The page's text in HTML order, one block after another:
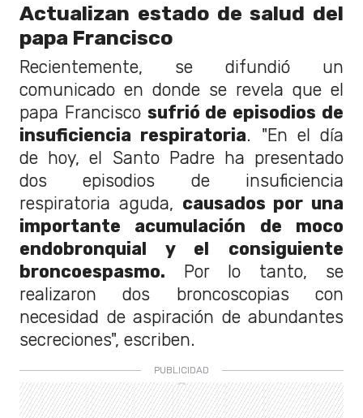
Actualizan estado de salud del
papa Francisco
Recientemente, se difundió un
comunicado en donde se revela que el
papa Francisco sufrió de episodios de
insuficiencia respiratoria. "En el día
de hoy, el Santo Padre ha presentado
dos episodios de insuficiencia
respiratoria aguda, causados por una
importante acumulación de moco
endobronquial y el consiguiente
broncoespasmo. Por lo tanto, se
realizaron dos broncoscopias con
necesidad de aspiración de abundantes
secreciones", escriben.